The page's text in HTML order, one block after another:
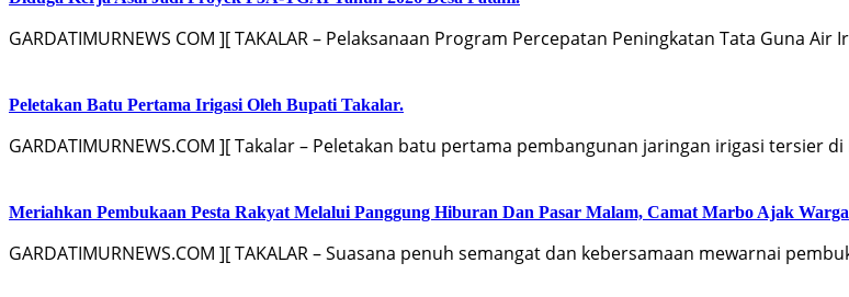
GARDATIMURNEWS COM ][ TAKALAR – Pelaksanaan Program Percepatan Peningkatan Tata Guna Air
Peletakan Batu Pertama Irigasi Oleh Bupati Takalar.
GARDATIMURNEWS.COM ][ Takalar – Peletakan batu pertama pembangunan jaringan irigasi tersier
Meriahkan Pembukaan Pesta Rakyat Melalui Panggung Hiburan Dan Pasar Malam, Camat Marbo Ajak
GARDATIMURNEWS.COM ][ TAKALAR – Suasana penuh semangat dan kebersamaan mewarnai